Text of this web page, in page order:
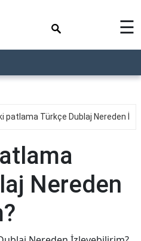
☰
patlama Türkçe Dublaj Nereden
Nereden